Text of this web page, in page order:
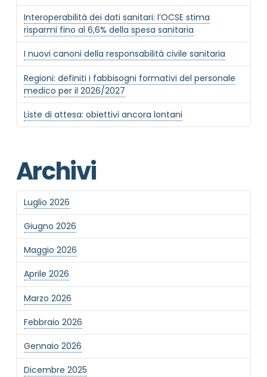
Interoperabilità dei dati sanitari: l’OCSE stima
risparmi fino al 6,6% della spesa sanitaria
I nuovi canoni della responsabilità civile sanitaria
Regioni: definiti i fabbisogni formativi del personale
medico per il 2026/2027
Liste di attesa: obiettivi ancora lontani
Archivi
Luglio 2026
Giugno 2026
Maggio 2026
Aprile 2026
Marzo 2026
Febbraio 2026
Gennaio 2026
Dicembre 2025